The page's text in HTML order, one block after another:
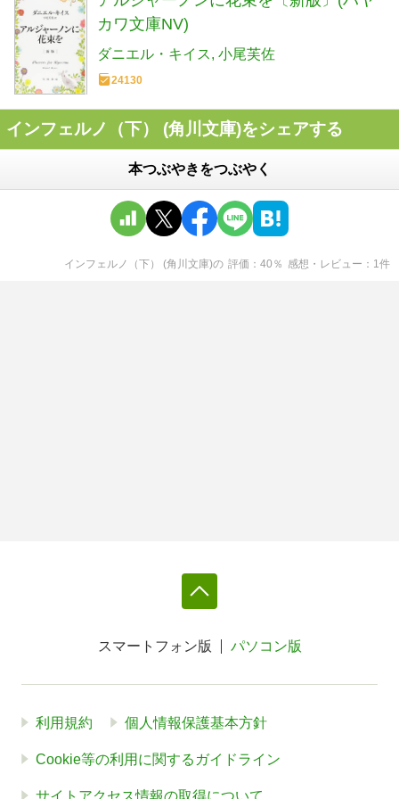
カワ文庫NV)
ダニエル・キイス 小尾芙佐
24130
インフェルノ（下） (角川文庫)をシェアする
本つぶやきをつぶやく
インフェルノ（下） (角川文庫)の 評価 40 ％ 感想・レビュー 1件
スマートフォン版 パソコン版
利用規約 個人情報保護基本方針
Cookie等の利用に関するガイドライン
サイトアクセス情報の取得について